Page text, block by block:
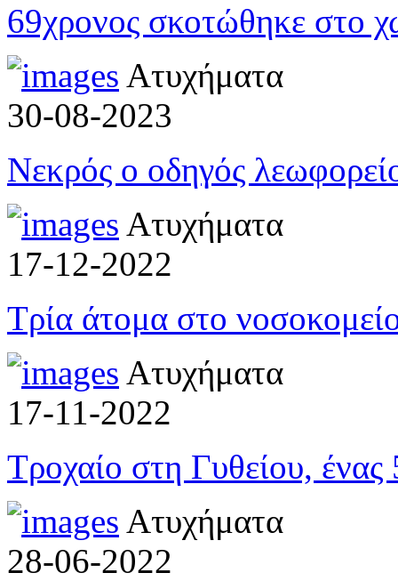
69χρονος σκοτώθηκε στο
Ατυχήματα
30-08-2023
Νεκρός ο οδηγός
Ατυχήματα
17-12-2022
Τρία άτομα στο
Ατυχήματα
17-11-2022
Τροχαίο στη Γυθείου,
Ατυχήματα
28-06-2022